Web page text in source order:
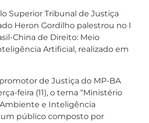
Superior Tribunal de Justiça
Heron Gordilho palestrou no I
China de Direito: Meio
Artificial, realizado em
de Justiça do MP-BA
feira (11), o tema “Ministério
e Inteligência
um público composto por